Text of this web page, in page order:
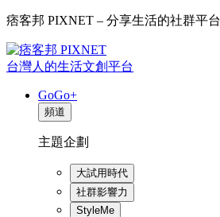
痞客邦 PIXNET – 分享生活的社群平台
台灣人的生活文創平台
GoGo+
頻道
主題企劃
大試用時代
社群影響力
StyleMe